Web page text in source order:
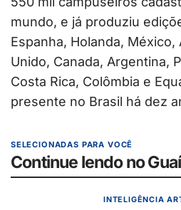
mundo, e já produziu
Espanha, Holanda, México,
Unido, Canada, Argentina,
Costa Rica, Colômbia e
presente no Brasil há dez
SELECIONADAS PARA VOCÊ
Continue lendo no
INTELIGÊNCIA